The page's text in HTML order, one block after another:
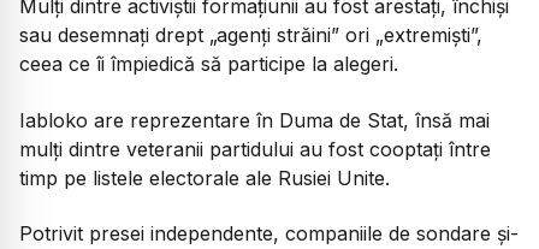
Mulți dintre activiștii formațiunii au fost arestați, închiși
sau desemnați drept „agenți străini” ori „extremiști”,
ceea ce îi împiedică să participe la alegeri.
Iabloko are reprezentare în Duma de Stat, însă mai
mulți dintre veteranii partidului au fost cooptați între
timp pe listele electorale ale Rusiei Unite.
Potrivit presei independente, companiile de sondare și-